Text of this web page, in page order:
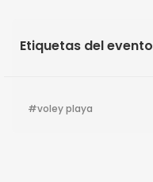
Etiquetas del evento
voley playa